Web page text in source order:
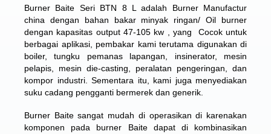
Burner Baite Seri BTN 8 L adalah Burner Manufactur
china dengan bahan bakar minyak ringan/ Oil burner
dengan kapasitas output 47-105 kw , yang
Cocok untuk
berbagai aplikasi, pembakar kami terutama digunakan di
boiler, tungku pemanas lapangan, insinerator, mesin
pelapis, mesin die-casting, peralatan pengeringan, dan
kompor industri. Sementara itu, kami juga menyediakan
suku cadang pengganti bermerek dan generik.
Burner Baite sangat mudah di operasikan di karenakan
komponen pada burner Baite dapat di kombinasikan